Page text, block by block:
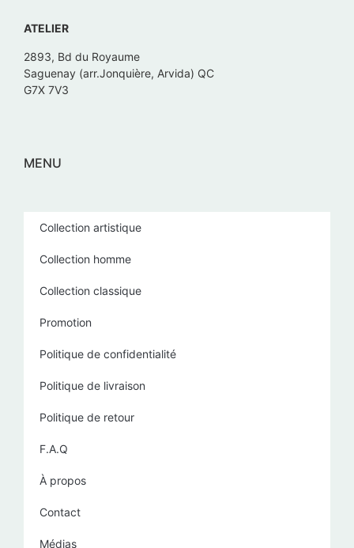
ATELIER
2893, Bd du Royaume
Saguenay (arr.Jonquière, Arvida) QC
G7X 7V3
MENU
Collection artistique
Collection homme
Collection classique
Promotion
Politique de confidentialité
Politique de livraison
Politique de retour
F.A.Q
À propos
Contact
Médias